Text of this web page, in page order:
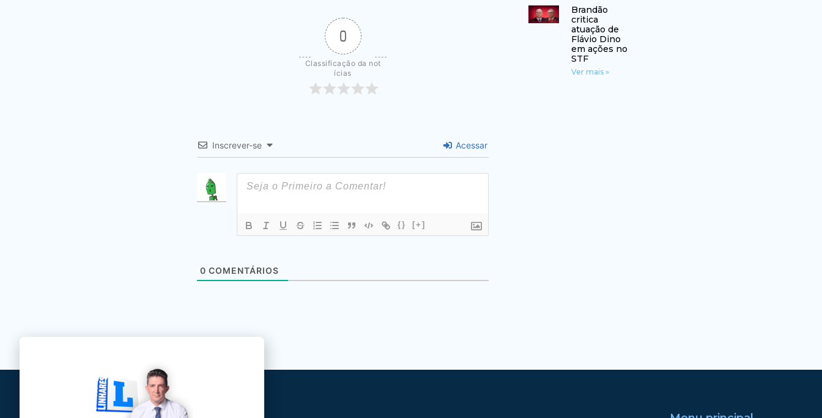
0
Classificação da not
ícias
Inscrever-se Acessar
{} [+]
0 COMENTÁRIOS
Brandão
critica
atuação de
Flávio Dino
em ações no
STF
Ver mais »